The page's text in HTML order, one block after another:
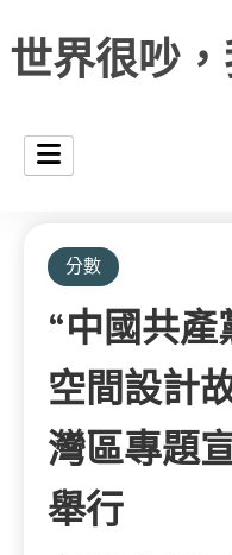
世界很吵
分數
“中國共產
空間設計
灣區專題
舉行